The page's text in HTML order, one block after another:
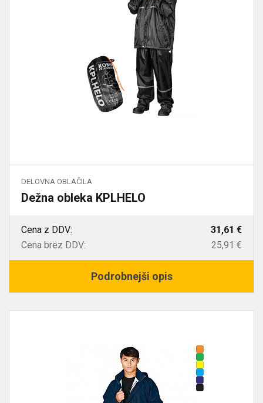
DELOVNA OBLAČILA
Dežna obleka KPLHELO
Cena z DDV:
31,61 €
Cena brez DDV:
25,91 €
Podrobnejši opis